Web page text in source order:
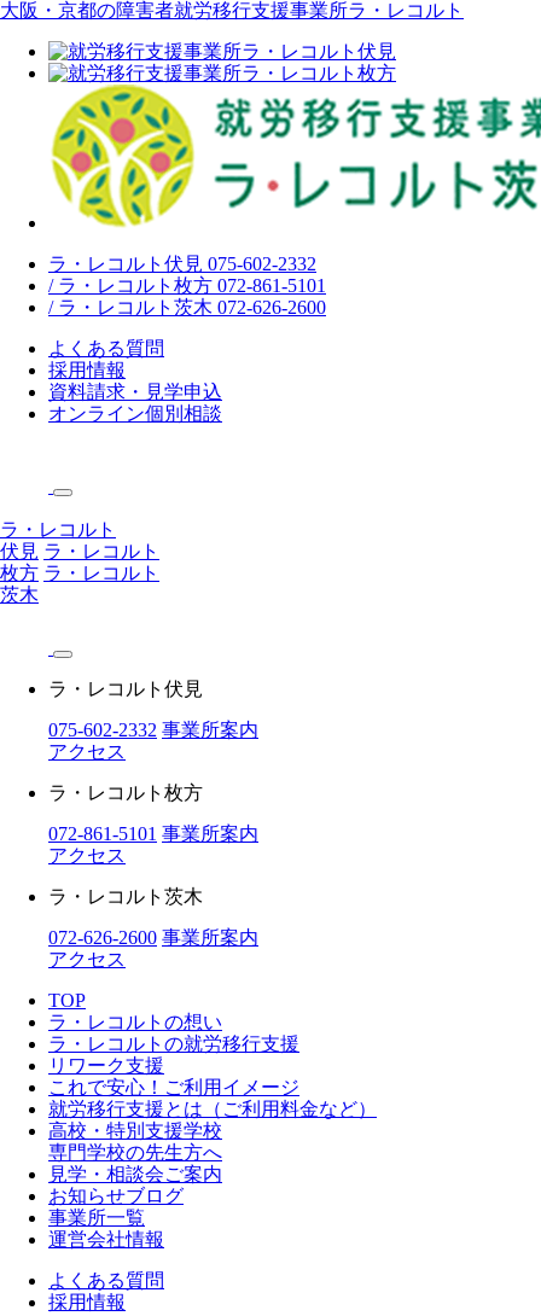
大阪・京都の障害者就労移行支援事業所ラ・レコルト
ラ・レコルト伏見 075-602-2332
/ ラ・レコルト枚方 072-861-5101
/ ラ・レコルト茨木 072-626-2600
よくある質問
採用情報
資料請求・見学申込
オンライン個別相談
ラ・レコルト
伏見 ラ・レコルト
枚方 ラ・レコルト
茨木
ラ・レコルト伏見
075-602-2332 事業所案内
アクセス
ラ・レコルト枚方
072-861-5101 事業所案内
アクセス
ラ・レコルト茨木
072-626-2600 事業所案内
アクセス
TOP
ラ・レコルトの想い
ラ・レコルトの就労移行支援
リワーク支援
これで安心！ご利用イメージ
就労移行支援とは（ご利用料金など）
高校・特別支援学校
専門学校の先生方へ
見学・相談会ご案内
お知らせブログ
事業所一覧
運営会社情報
よくある質問
採用情報